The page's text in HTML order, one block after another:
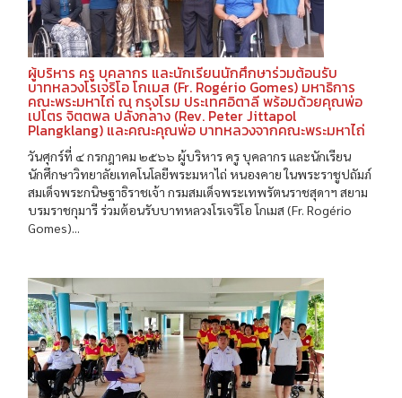
ผู้บริหาร ครู บุคลากร และนักเรียนนักศึกษาร่วมต้อนรับ
บาทหลวงโรเจริโอ โกเมส (Fr. Rogério Gomes) มหาธิการ
คณะพระมหาไถ่ ณ กรุงโรม ประเทศอิตาลี พร้อมด้วยคุณพ่อ
เปโตร จิตตพล ปลั่งกลาง (Rev. Peter Jittapol
Plangklang) และคณะคุณพ่อ บาทหลวงจากคณะพระมหาไถ่
วันศุกร์ที่ ๔ กรกฎาคม ๒๕๖๖ ผู้บริหาร ครู บุคลากร และนักเรียน
นักศึกษาวิทยาลัยเทคโนโลยีพระมหาไถ่ หนองคาย ในพระราชูปถัมภ์
สมเด็จพระกนิษฐาธิราชเจ้า กรมสมเด็จพระเทพรัตนราชสุดาฯ สยาม
บรมราชกุมารี ร่วมต้อนรับบาทหลวงโรเจริโอ โกเมส (Fr. Rogério
Gomes)...